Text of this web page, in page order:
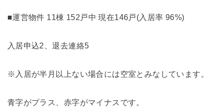
■運営物件 11棟 152戸中 現在146戸(入居率 96%)
入居申込2、退去連絡5
※入居が半月以上ない場合には空室とみなしています。
青字がプラス、赤字がマイナスです。